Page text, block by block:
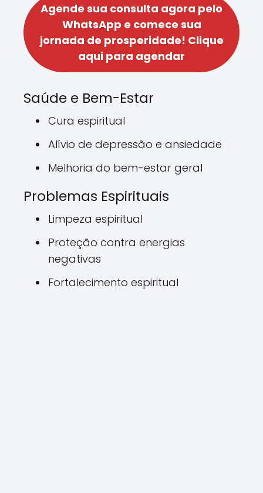
Agende sua consulta agora pelo
WhatsApp e comece sua
jornada de prosperidade! Clique
aqui para agendar
Saúde e Bem-Estar
Cura espiritual
Alívio de depressão e ansiedade
Melhoria do bem-estar geral
Problemas Espirituais
Limpeza espiritual
Proteção contra energias
negativas
Fortalecimento espiritual